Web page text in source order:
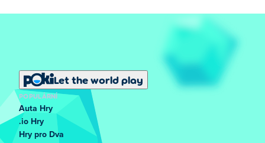
Let the world play
POPULÁRNÍ
Auta Hry
.io Hry
Hry pro Dva